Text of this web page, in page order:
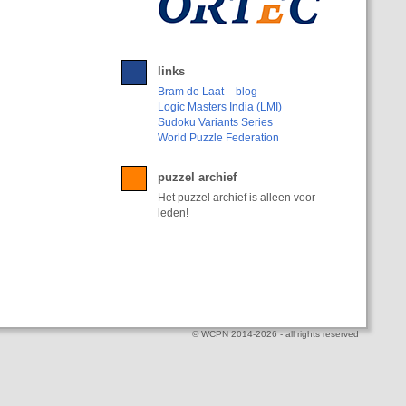
links
Bram de Laat – blog
Logic Masters India (LMI)
Sudoku Variants Series
World Puzzle Federation
puzzel archief
Het puzzel archief is alleen voor
leden!
© WCPN 2014-2026 - all rights reserved